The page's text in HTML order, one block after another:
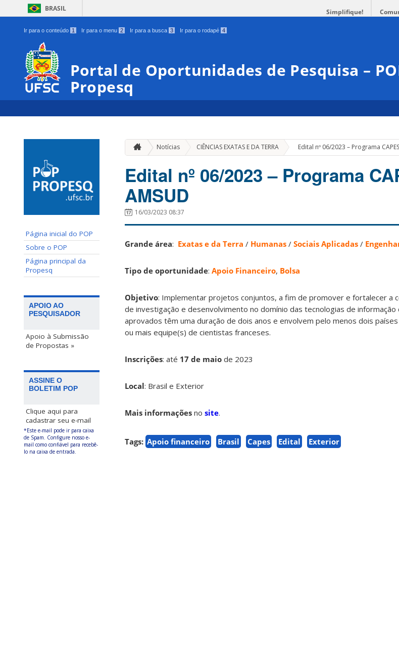
BRASIL Simplifique!
Ir para o conteúdo 1 Ir para o menu 2 Ir para a busca 3 Ir para o rodapé 4
Portal de Oportunidades de Pesquisa –
Propesq
Página inicial do POP
Sobre o POP
Página principal da
Propesq
APOIO AO
PESQUISADOR
Apoio à Submissão
de Propostas »
ASSINE O
BOLETIM POP
Clique aqui para
cadastrar seu e-mail
*Este e-mail pode ir para caixa
de Spam. Configure nosso e-
mail como confiável para recebê-
lo na caixa de entrada.
Notícias CIÊNCIAS EXATAS E DA TERRA » Edital nº 06/2023 – Programa
Edital nº 06/2023 – Programa
AMSUD
16/03/2023 08:37
Grande área: Exatas e da Terra / Humanas / Sociais Aplicadas /
Tipo de oportunidade: Apoio Financeiro, Bolsa
Objetivo: Implementar projetos conjuntos, a fim de promover e fortalecer a
de investigação e desenvolvimento no domínio das tecnologias de informação
aprovados têm uma duração de dois anos e envolvem pelo menos dois
ou mais equipe(s) de cientistas franceses.
Inscrições: até 17 de maio de 2023
Local: Brasil e Exterior
Mais informações no site.
Tags: Apoio financeiro Brasil Capes Edital Exterior